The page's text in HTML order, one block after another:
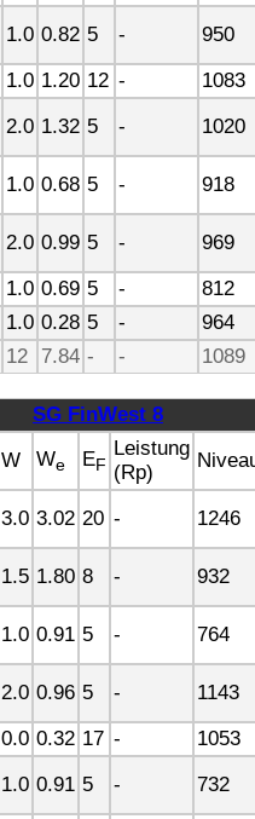
1.0 0.82 5 -
950
1.0 1.20 12 -
1083
2.0 1.32 5 - 1020
1.0 0.68 5 - 918
2.0 0.99 5 -
969
1.0 0.69 5 -
812
1.0 0.28 5 -
964
12 7.84 - - 1089
SG FinWest 8
W We EF
Leistung
(Rp)
3.0 3.02 20 - 1246
1.5 1.80 8 - 932
1.0 0.91 5 - 764
2.0 0.96 5 -
1143
0.0 0.32 17 -
1053
1.0 0.91 5 -
732